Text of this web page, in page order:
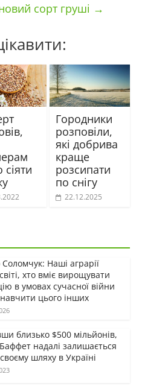
сорт груші →
сіяти
Городники
розповіли,
які добрива
краще
розсипати
по снігу
22.12.2025
Наші аграрії
хто вміє вирощувати
в умовах сучасної війни
цього інших
близько $500 мільйонів,
надалі залишається
шляху в Україні